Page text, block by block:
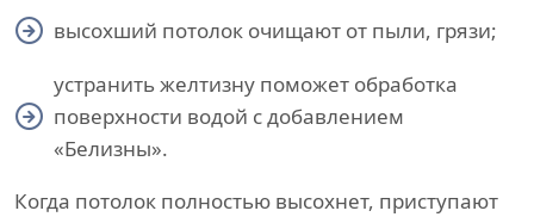
высохший потолок очищают от пыли, грязи;
устранить желтизну поможет обработка
поверхности водой с добавлением
«Белизны».
Когда потолок полностью высохнет, приступают